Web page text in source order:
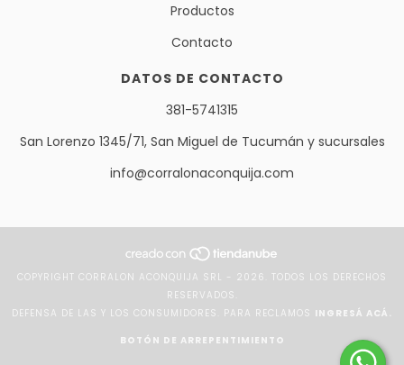
Productos
Contacto
DATOS DE CONTACTO
381-5741315
San Lorenzo 1345/71, San Miguel de Tucumán y sucursales
info@corralonaconquija.com
COPYRIGHT CORRALON ACONQUIJA SRL - 2026. TODOS LOS DERECHOS
RESERVADOS.
DEFENSA DE LAS Y LOS CONSUMIDORES. PARA RECLAMOS INGRESÁ ACÁ.
BOTÓN DE ARREPENTIMIENTO